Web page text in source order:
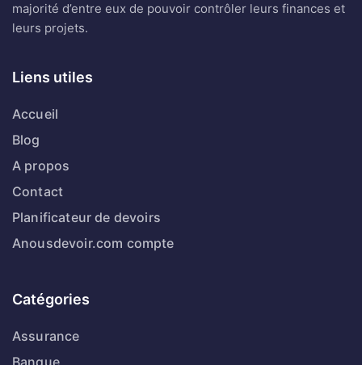
majorité d’entre eux de pouvoir contrôler leurs finances et
leurs projets.
Liens utiles
Accueil
Blog
A propos
Contact
Planificateur de devoirs
Anousdevoir.com compte
Catégories
Assurance
Banque